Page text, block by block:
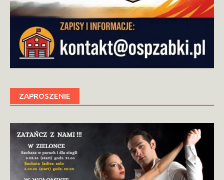
ZAPROSZENIE